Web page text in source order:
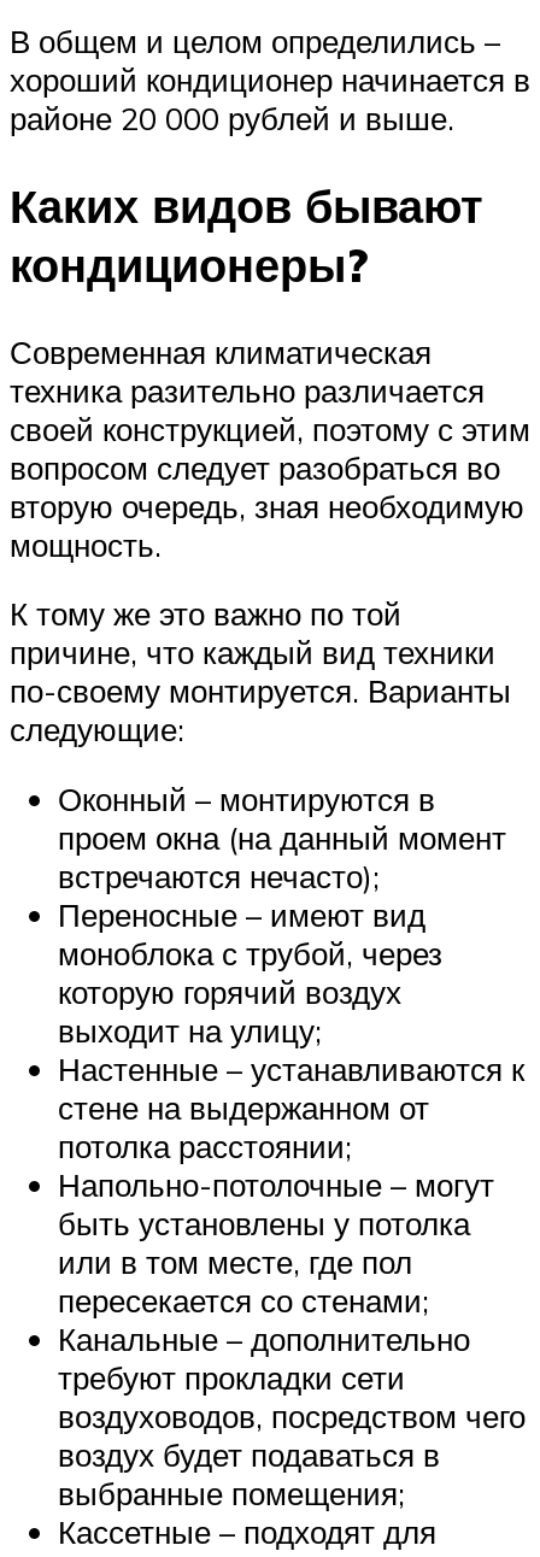
В общем и целом определились –
хороший кондиционер начинается в
районе 20 000 рублей и выше.
Каких видов бывают
кондиционеры?
Современная климатическая
техника разительно различается
своей конструкцией, поэтому с этим
вопросом следует разобраться во
вторую очередь, зная необходимую
мощность.
К тому же это важно по той
причине, что каждый вид техники
по-своему монтируется. Варианты
следующие:
Оконный – монтируются в
проем окна (на данный момент
встречаются нечасто);
Переносные – имеют вид
моноблока с трубой, через
которую горячий воздух
выходит на улицу;
Настенные – устанавливаются к
стене на выдержанном от
потолка расстоянии;
Напольно-потолочные – могут
быть установлены у потолка
или в том месте, где пол
пересекается со стенами;
Канальные – дополнительно
требуют прокладки сети
воздуховодов, посредством чего
воздух будет подаваться в
выбранные помещения;
Кассетные – подходят для